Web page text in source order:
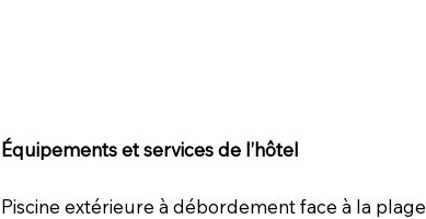
Équipements et services de l’hôtel
Piscine extérieure à débordement face à la plage